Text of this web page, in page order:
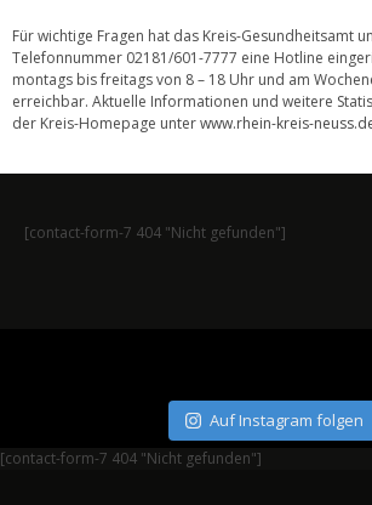
Für wichtige Fragen hat das Kreis-Gesundheitsamt
Telefonnummer 02181/601-7777 eine Hotline
montags bis freitags von 8 – 18 Uhr und am
erreichbar. Aktuelle Informationen und weitere
der Kreis-Homepage unterwww.rhein-kreis-
[contact-form-7 404 "Nicht gefunden"]
Auf Instagram folgen
[contact-form-7 404 "Nicht gefunden"]